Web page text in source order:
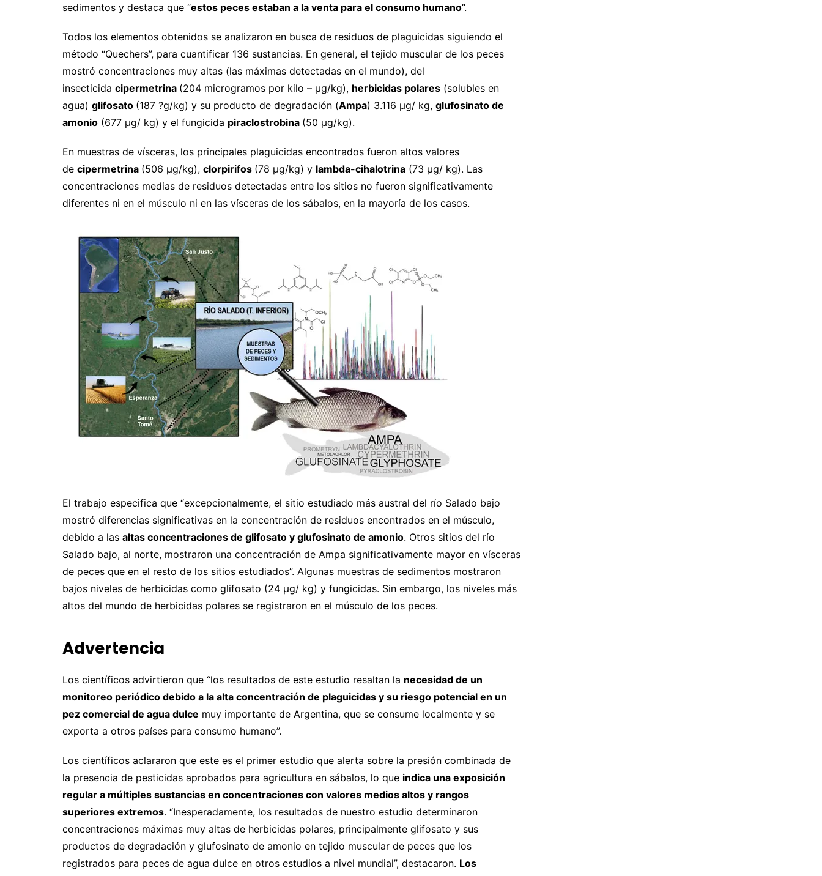
sedimentos y destaca que “estos peces estaban a la venta para el consumo humano”.
Todos los elementos obtenidos se analizaron en busca de residuos de plaguicidas siguiendo el
método “Quechers”, para cuantificar 136 sustancias. En general, el tejido muscular de los peces
mostró concentraciones muy altas (las máximas detectadas en el mundo), del
insecticida cipermetrina (204 microgramos por kilo – µg/kg), herbicidas polares (solubles en
agua) glifosato (187 ?g/kg) y su producto de degradación (Ampa) 3.116 µg/ kg, glufosinato de
amonio (677 µg/ kg) y el fungicida piraclostrobina (50 µg/kg).
En muestras de vísceras, los principales plaguicidas encontrados fueron altos valores
de cipermetrina (506 µg/kg), clorpirifos (78 µg/kg) y lambda-cihalotrina (73 µg/ kg). Las
concentraciones medias de residuos detectadas entre los sitios no fueron significativamente
diferentes ni en el músculo ni en las vísceras de los sábalos, en la mayoría de los casos.
El trabajo especifica que “excepcionalmente, el sitio estudiado más austral del río Salado bajo
mostró diferencias significativas en la concentración de residuos encontrados en el músculo,
debido a las altas concentraciones de glifosato y glufosinato de amonio. Otros sitios del río
Salado bajo, al norte, mostraron una concentración de Ampa significativamente mayor en vísceras
de peces que en el resto de los sitios estudiados”. Algunas muestras de sedimentos mostraron
bajos niveles de herbicidas como glifosato (24 µg/ kg) y fungicidas. Sin embargo, los niveles más
altos del mundo de herbicidas polares se registraron en el músculo de los peces.
Advertencia
Los científicos advirtieron que “los resultados de este estudio resaltan la necesidad de un
monitoreo periódico debido a la alta concentración de plaguicidas y su riesgo potencial en un
pez comercial de agua dulce muy importante de Argentina, que se consume localmente y se
exporta a otros países para consumo humano”.
Los científicos aclararon que este es el primer estudio que alerta sobre la presión combinada de
la presencia de pesticidas aprobados para agricultura en sábalos, lo que indica una exposición
regular a múltiples sustancias en concentraciones con valores medios altos y rangos
superiores extremos. “Inesperadamente, los resultados de nuestro estudio determinaron
concentraciones máximas muy altas de herbicidas polares, principalmente glifosato y sus
productos de degradación y glufosinato de amonio en tejido muscular de peces que los
registrados para peces de agua dulce en otros estudios a nivel mundial”, destacaron. Los